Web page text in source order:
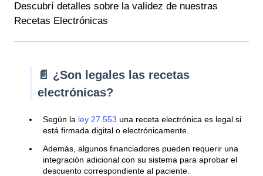
Descubrí detalles sobre la validez de nuestras
Recetas Electrónicas
📄 ¿Son legales las recetas
electrónicas?
Según la ley 27.553 una receta electrónica es legal si
está firmada digital o electrónicamente.
Además, algunos financiadores pueden requerir una
integración adicional con su sistema para aprobar el
descuento correspondiente al paciente.